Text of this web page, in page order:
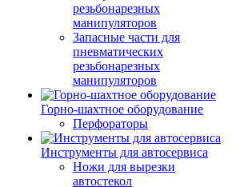
резьбонарезных
манипуляторов
Запасные части для
пневматических
резьбонарезных
манипуляторов
Горно-шахтное оборудование
Перфораторы
Инструменты для автосервиса
Ножи для вырезки
автостекол